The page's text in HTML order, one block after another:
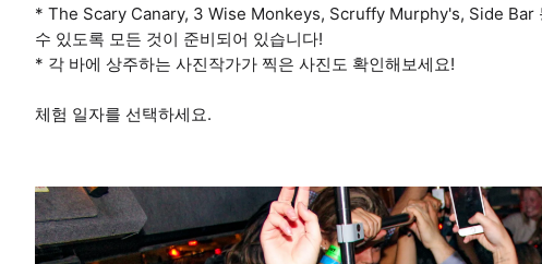
* The Scary Canary, 3 Wise Monkeys, Scruffy Murphy's, Side Bar
수 있도록 모든 것이 준비되어 있습니다!
* 각 바에 상주하는 사진작가가 찍은 사진도 확인해보세요!
체험 일자를 선택하세요.